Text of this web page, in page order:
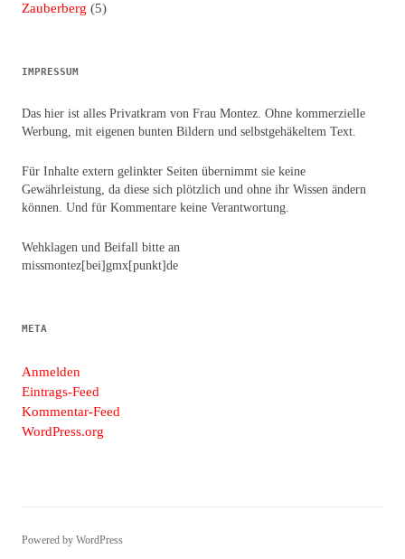
Zauberberg (5)
IMPRESSUM
Das hier ist alles Privatkram von Frau Montez. Ohne kommerzielle
Werbung, mit eigenen bunten Bildern und selbstgehäkeltem Text.
Für Inhalte extern gelinkter Seiten übernimmt sie keine
Gewährleistung, da diese sich plötzlich und ohne ihr Wissen ändern
können. Und für Kommentare keine Verantwortung.
Wehklagen und Beifall bitte an
missmontez[bei]gmx[punkt]de
META
Anmelden
Eintrags-Feed
Kommentar-Feed
WordPress.org
Powered by WordPress